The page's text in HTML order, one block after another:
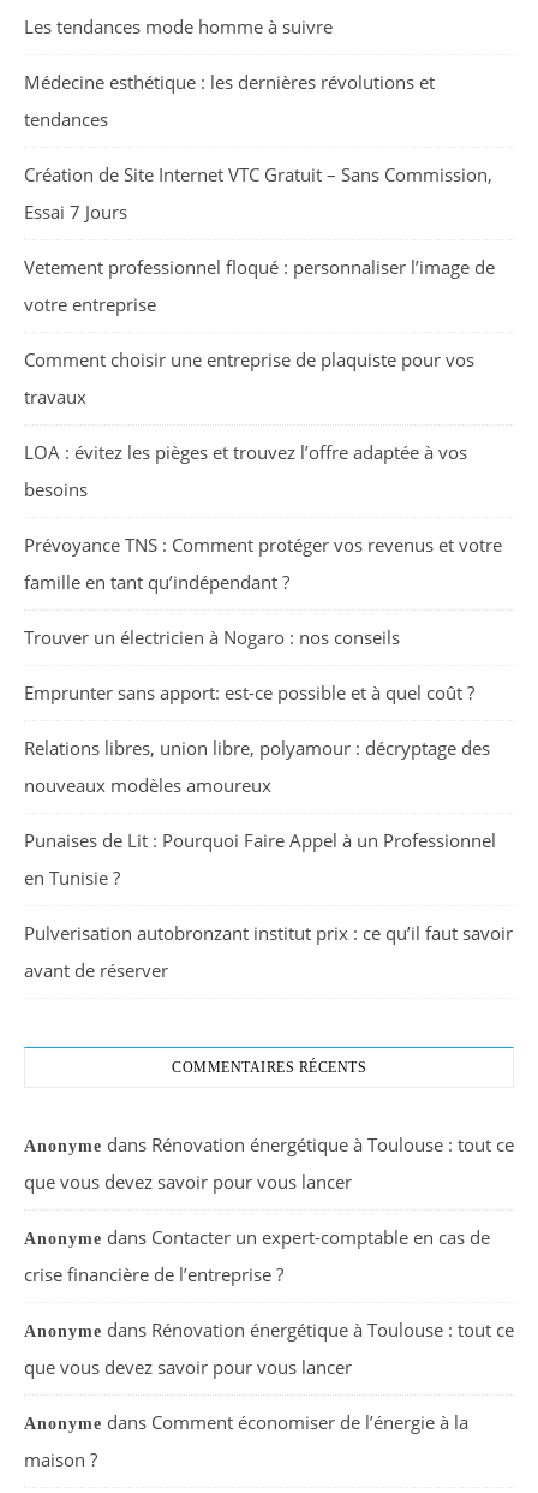
Les tendances mode homme à suivre
Médecine esthétique : les dernières révolutions et
tendances
Création de Site Internet VTC Gratuit – Sans Commission,
Essai 7 Jours
Vetement professionnel floqué : personnaliser l’image de
votre entreprise
Comment choisir une entreprise de plaquiste pour vos
travaux
LOA : évitez les pièges et trouvez l’offre adaptée à vos
besoins
Prévoyance TNS : Comment protéger vos revenus et votre
famille en tant qu’indépendant ?
Trouver un électricien à Nogaro : nos conseils
Emprunter sans apport: est-ce possible et à quel coût ?
Relations libres, union libre, polyamour : décryptage des
nouveaux modèles amoureux
Punaises de Lit : Pourquoi Faire Appel à un Professionnel
en Tunisie ?
Pulverisation autobronzant institut prix : ce qu’il faut savoir
avant de réserver
COMMENTAIRES RÉCENTS
Anonyme dans Rénovation énergétique à Toulouse : tout ce
que vous devez savoir pour vous lancer
Anonyme dans Contacter un expert-comptable en cas de
crise financière de l’entreprise ?
Anonyme dans Rénovation énergétique à Toulouse : tout ce
que vous devez savoir pour vous lancer
Anonyme dans Comment économiser de l’énergie à la
maison ?